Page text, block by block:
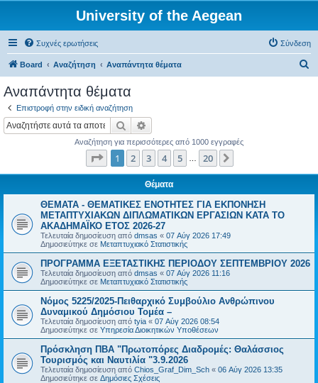
University of the Aegean
Συχνές ερωτήσεις Σύνδεση
Board Αναζήτηση Αναπάντητα θέματα
Αναπάντητα θέματα
Επιστροφή στην ειδική αναζήτηση
Αναζήτηση
Αναζήτηση για περισσότερες από 1000 εγγραφές
Σελίδα από20
1 2 3 4 5 20
Θέματα
ΘΕΜΑΤΑ - ΘΕΜΑΤΙΚΕΣ ΕΝΟΤΗΤΕΣ ΓΙΑ ΕΚΠΟΝΗΣΗ
ΜΕΤΑΠΤΥΧΙΑΚΩΝ ΔΙΠΛΩΜΑΤΙΚΩΝ ΕΡΓΑΣΙΩΝ ΚΑΤΑ ΤΟ
ΑΚΑΔΗΜΑΪΚΟ ΕΤΟΣ 2026-27
Τελευταία δημοσίευση από dmsas « 07 Αύγ 2026 17:49
Δημοσιεύτηκε σε Μεταπτυχιακό Στατιστικής
ΠΡΟΓΡΑΜΜΑ ΕΞΕΤΑΣΤΙΚΗΣ ΠΕΡΙΟΔΟΥ ΣΕΠΤΕΜΒΡΙΟΥ 2026
Τελευταία δημοσίευση από dmsas « 07 Αύγ 2026 11:16
Δημοσιεύτηκε σε Μεταπτυχιακό Στατιστικής
Νόμος 5225/2025-Πειθαρχικό Συμβούλιο Ανθρώπινου
Δυναμικού Δημόσιου Τομέα –
Τελευταία δημοσίευση από tyia « 07 Αύγ 2026 08:54
Δημοσιεύτηκε σε Υπηρεσία Διοικητικών Υποθέσεων
Πρόσκληση ΠΒΑ "Πρωτοπόρες Διαδρομές: Θαλάσσιος
Τουρισμός και Ναυτιλία "3.9.2026
Τελευταία δημοσίευση από Chios_Graf_Dim_Sch « 06 Αύγ 2026 13:35
Δημοσιεύτηκε σε Δημόσιες Σχέσεις